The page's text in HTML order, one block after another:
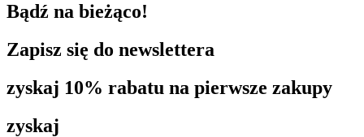
Bądź na bieżąco!
Zapisz się do newslettera
zyskaj 10% rabatu na pierwsze zakupy
zyskaj